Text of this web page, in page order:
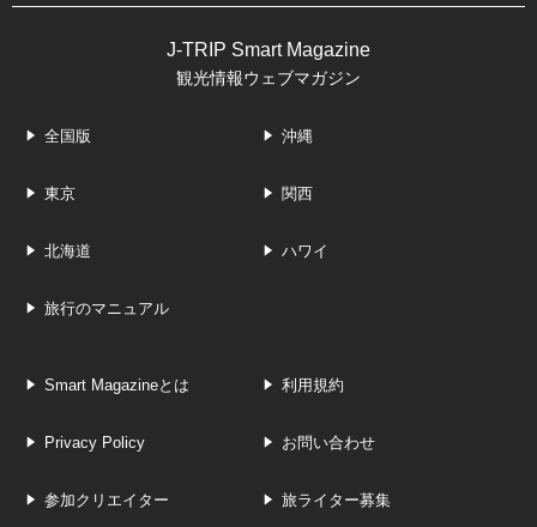
J-TRIP Smart Magazine
観光情報ウェブマガジン
全国版 沖縄
東京 関西
北海道 ハワイ
旅行のマニュアル
Smart Magazineとは 利用規約
Privacy Policy お問い合わせ
参加クリエイター 旅ライター募集